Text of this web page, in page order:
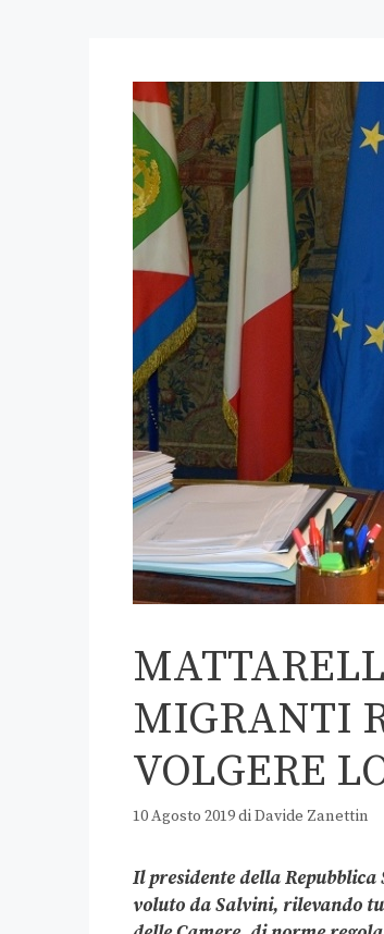
MIGRANTI
VOLGERE
10 Agosto 2019diDavide Zanettin
Il presidente della
voluto da Salvini, rilevando